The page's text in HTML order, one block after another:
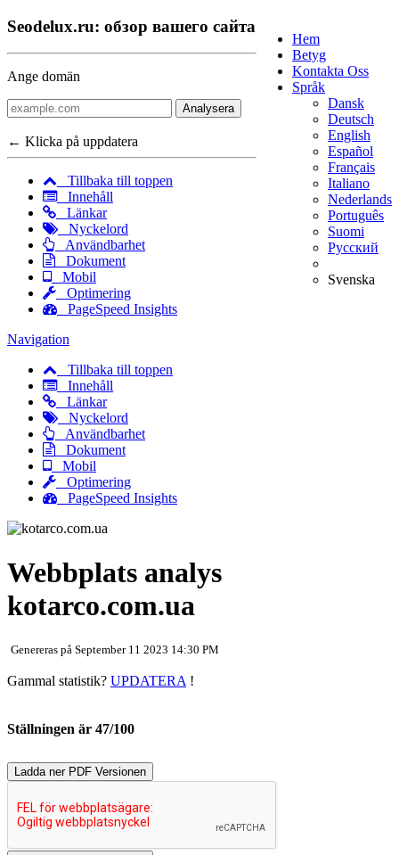
Hem
Betyg
Kontakta Oss
Språk
Dansk
Deutsch
English
Español
Français
Italiano
Nederlands
Português
Suomi
Русский
Svenska
Seodelux.ru: обзор вашего сайта
Ange domän
Analysera
← Klicka på uppdatera
Tillbaka till toppen
Innehåll
Länkar
Nyckelord
Användbarhet
Dokument
Mobil
Optimering
PageSpeed Insights
Navigation
Tillbaka till toppen
Innehåll
Länkar
Nyckelord
Användbarhet
Dokument
Mobil
Optimering
PageSpeed Insights
Webbplats analys
kotarco.com.ua
Genereras på September 11 2023 14:30 PM
Gammal statistik? UPDATERA !
Ställningen är 47/100
Ladda ner PDF Versionen